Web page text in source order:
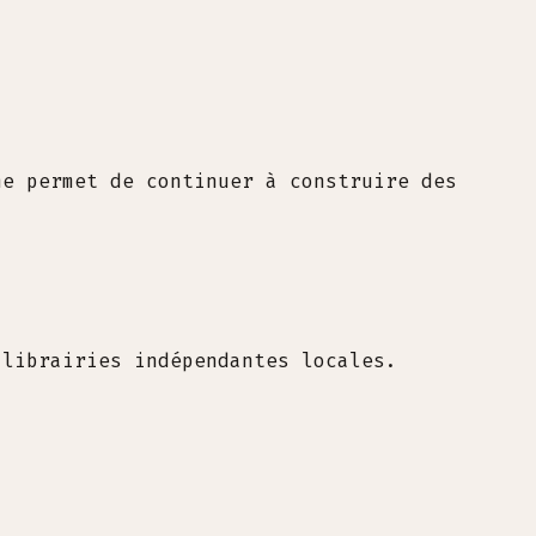
de continuer à construire des
indépendantes locales.